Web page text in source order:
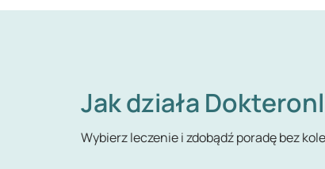
Jak działa
Wybierz leczenie i zdobądź poradę bez